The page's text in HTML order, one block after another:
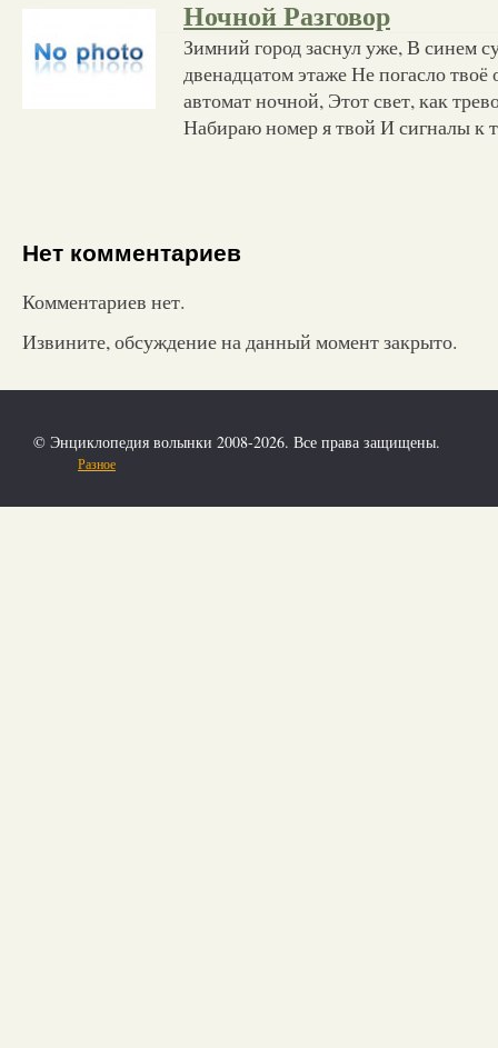
Ночной Разговор
Зимний город заснул уже, В синем
двенадцатом этаже Не погасло
автомат ночной, Этот свет, как
Набираю номер я твой И сигналы к
Нет комментариев
Комментариев нет.
Извините, обсуждение на данный момент закрыто.
© Энциклопедия волынки 2008-2026. Все права защищены.
Разное